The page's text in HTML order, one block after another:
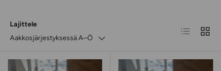
Lajittele
Aakkosjärjestyksessä A–Ö
Luettelo